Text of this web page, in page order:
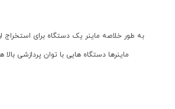
به طور خلاصه ماینر یک دستگاه برای
ماینرها دستگاه هایی با توان پردازشی